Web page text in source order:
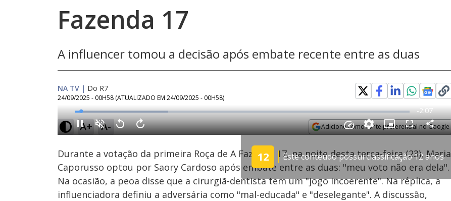
Fazenda 17
A influencer tomou a decisão após embate recente entre as duas
NA TV | Do R7
24/09/2025 - 00H58 (ATUALIZADO EM 24/09/2025 - 00H58)
A+ A- Adicione como fonte preferencial no Google
12 Este conteúdo possui classificação 12 anos
Ativar
Som
Loaded:
Velocidade
Durante a votação da primeira Roça de A Fazenda 17, na noite desta terça-feira (23), Maria
Caporusso optou por Saory Cardoso após embate entre as duas: "meu voto não era dela".
Na ocasião, a peoa disse que a cirurgiã-dentista tem um "jogo incoerente". Na réplica, a
influenciadora definiu a adversária como "mal-educada" e "deselegante". A discussão,